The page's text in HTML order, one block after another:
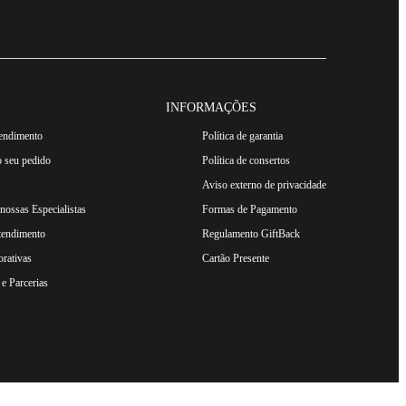
seu pedido
Especialistas
Parcerias
INFORMAÇÕES
Política de garantia
Política de consertos
Aviso externo de privacidade
Formas de Pagamento
Regulamento GiftBack
Cartão Presente